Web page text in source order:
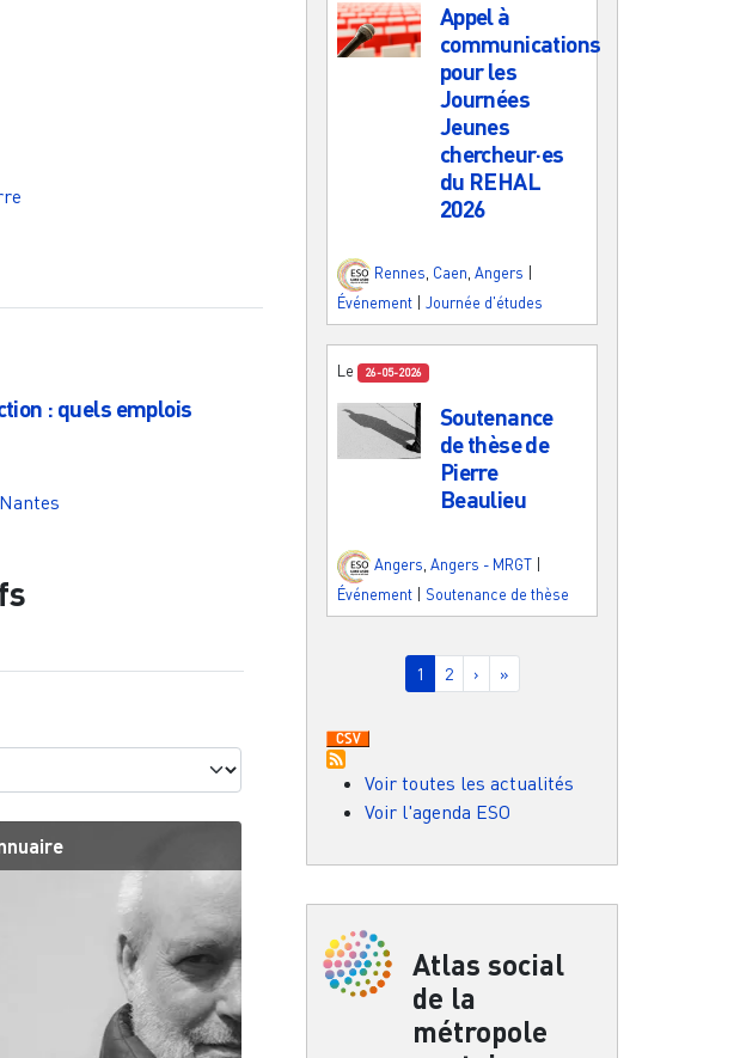
: quels emplois
Nantes
Appel à
communications
pour les
Journées
Jeunes
chercheur·es
du REHAL
2026
Rennes, Caen, Angers
Événement
Journée d'études
Le 26-05-2026
Soutenance
de thèse de
Pierre
Beaulieu
Angers Angers - MRGT
Événement | Soutenance de thèse
Pagination
Page courante
1 Page
2 Page suivante
› Dernière page
»
Voir toutes les actualités
Voir l'agenda ESO
Atlas social
de la
métropole